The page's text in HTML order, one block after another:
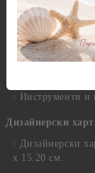
Лакове и
Лепила
Краклета и
Инструменти и
Дизайнерски
Дизайнерски
х 15.20 см.